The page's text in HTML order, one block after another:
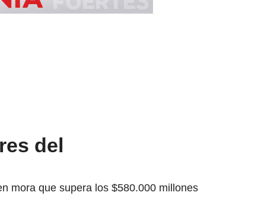
del
mora que supera los $580.000 millones